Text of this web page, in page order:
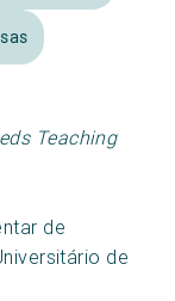
Teaching
de
de